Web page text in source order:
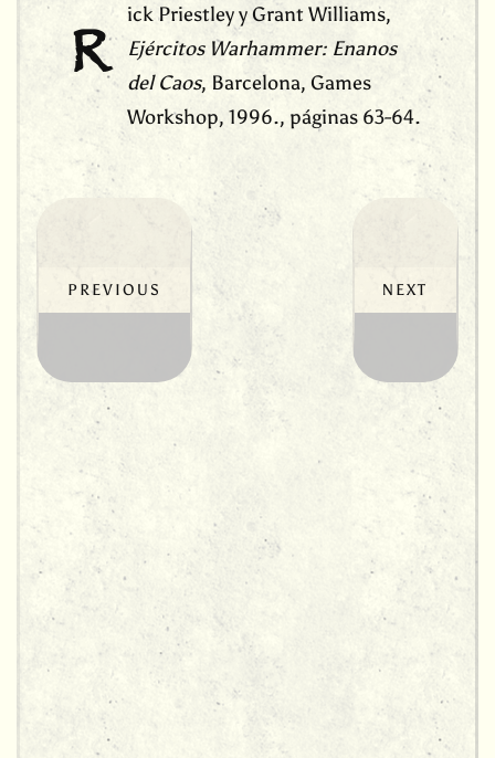
R
ick Priestley y Grant Williams,
Ejércitos Warhammer: Enanos
del Caos, Barcelona, Games
Workshop, 1996., páginas 63-64.
Navegación
entradas
PREVIOUS
PREVIOUS
NEXT